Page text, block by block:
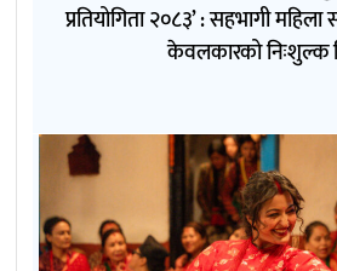
प्रतियोगिता २०८३’ : सहभागी
केवलकारको निःशुल्क